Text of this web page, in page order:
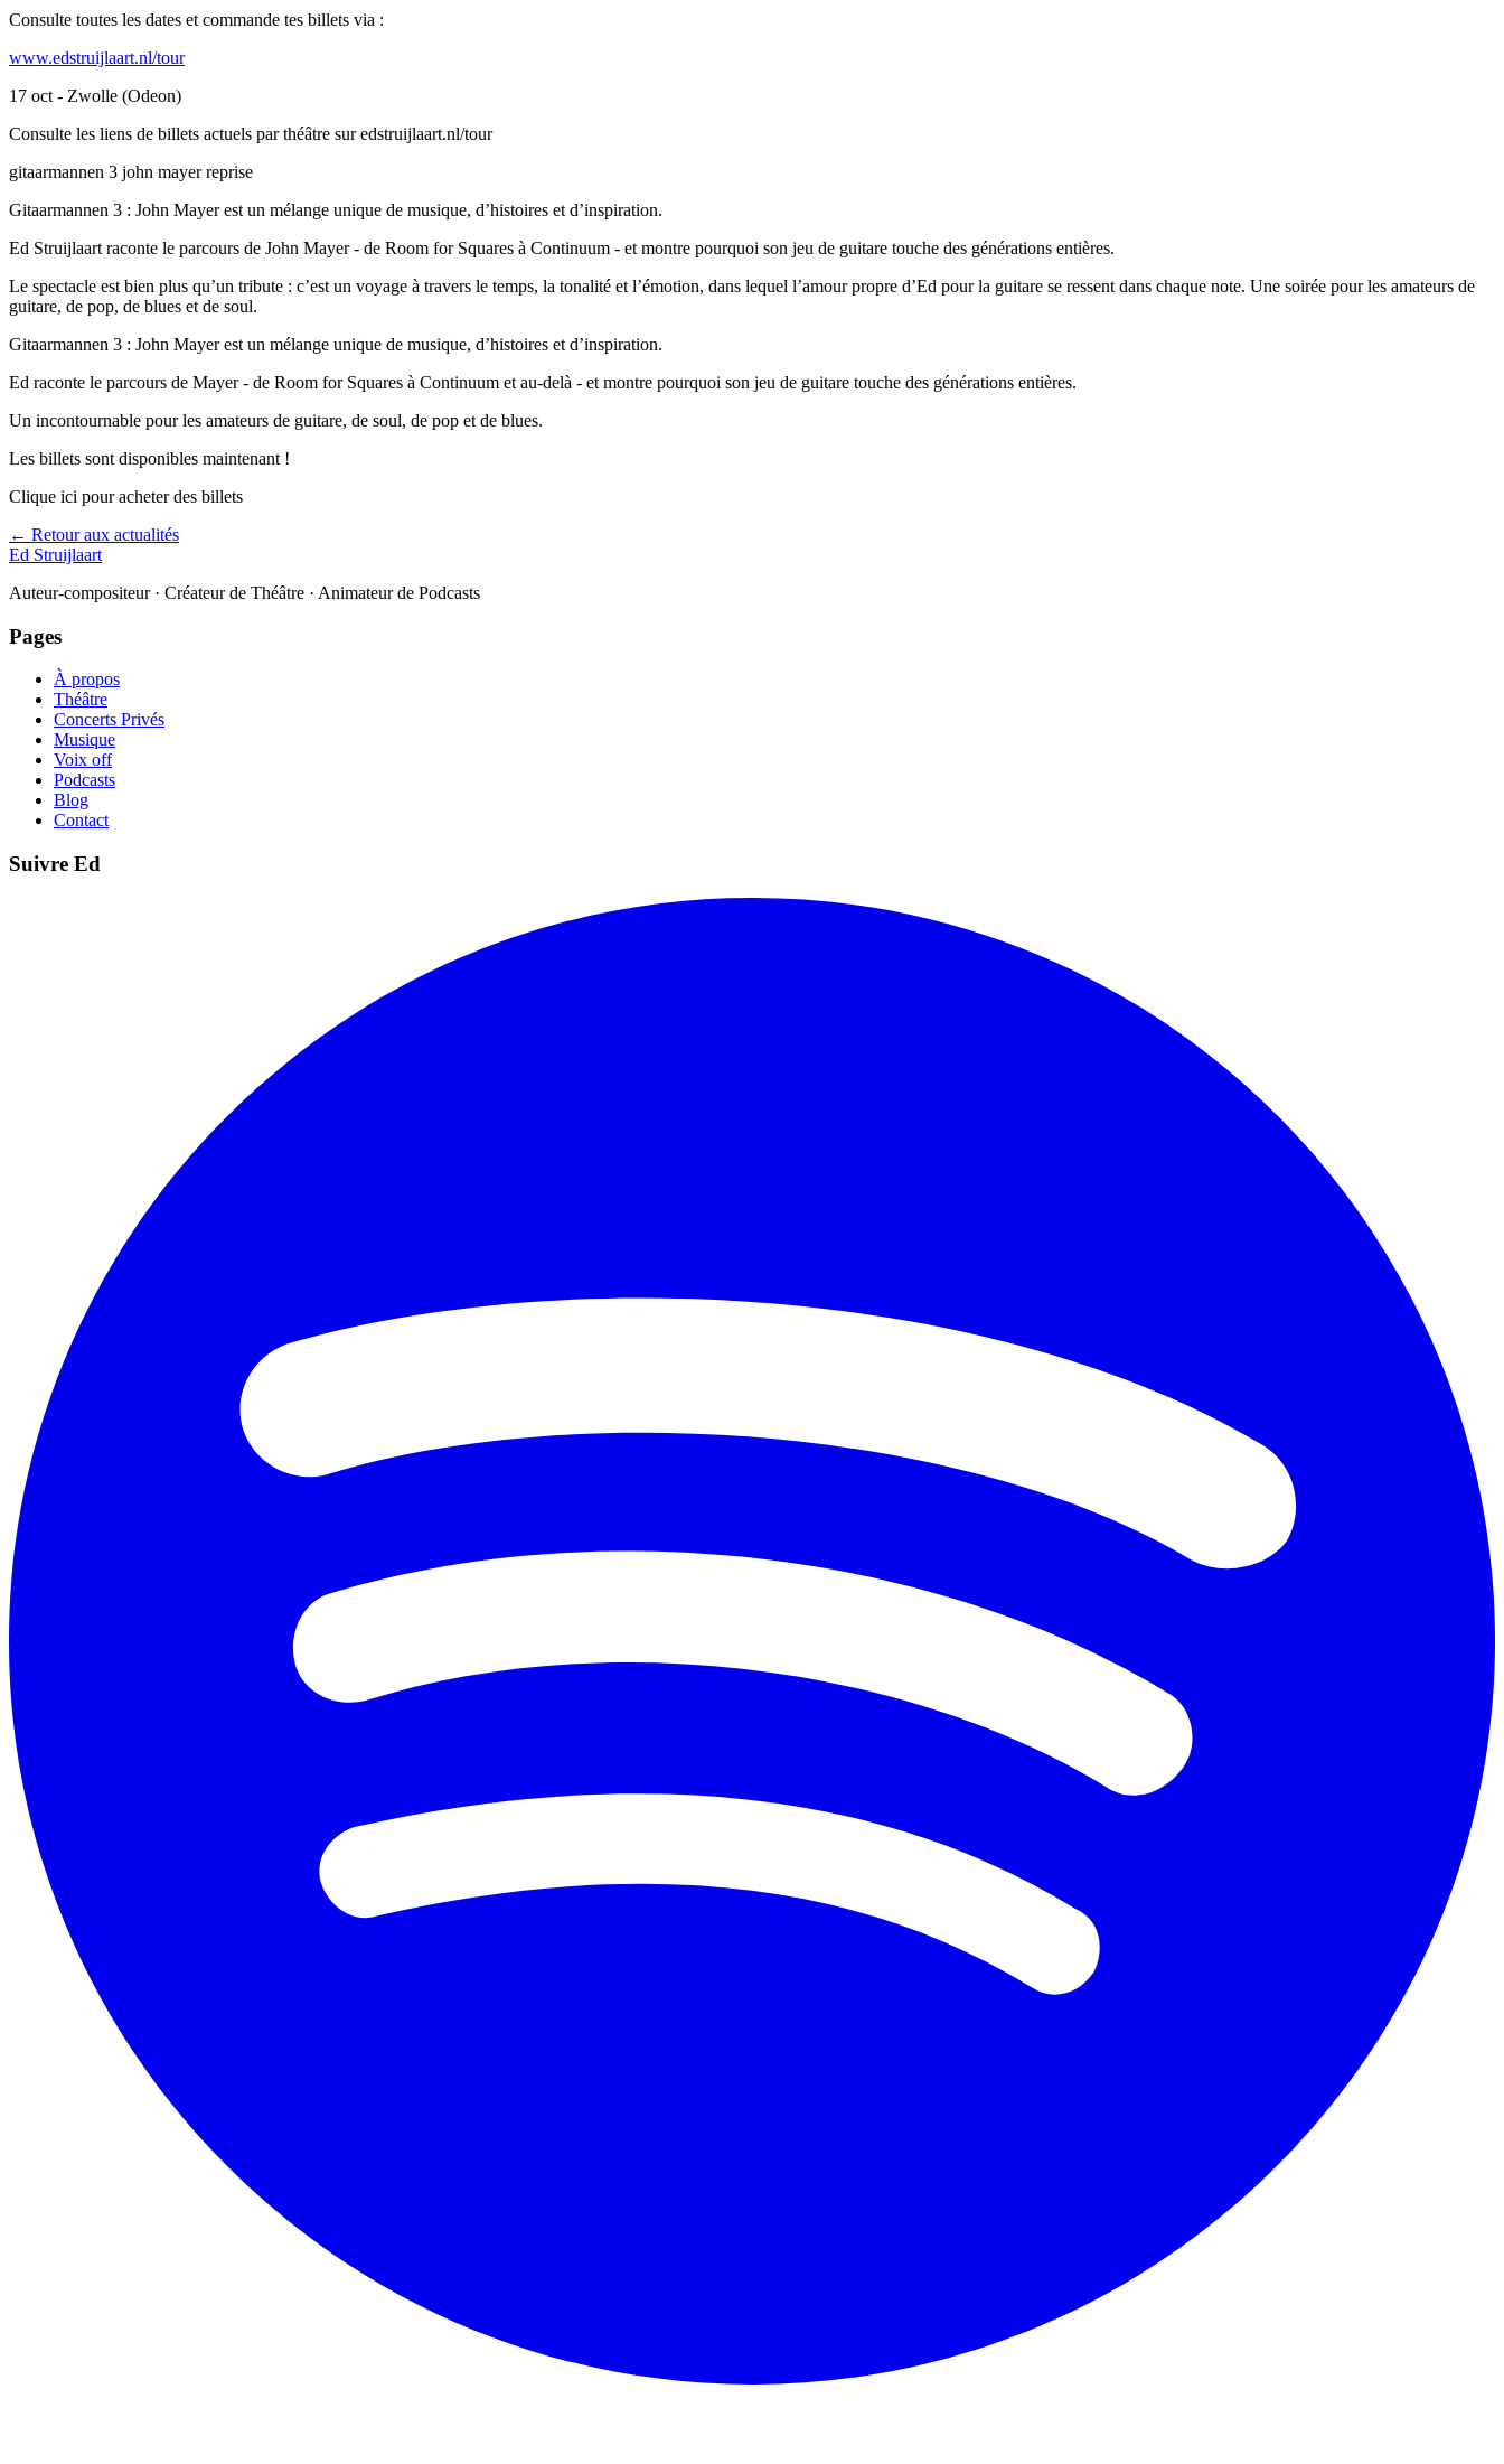
Consulte toutes les dates et commande tes billets via :
www.edstruijlaart.nl/tour
17 oct - Zwolle (Odeon)
Consulte les liens de billets actuels par théâtre sur edstruijlaart.nl/tour
gitaarmannen 3 john mayer reprise
Gitaarmannen 3 : John Mayer est un mélange unique de musique, d’histoires et d’inspiration.
Ed Struijlaart raconte le parcours de John Mayer - de Room for Squares à Continuum - et montre pourquoi son jeu de guitare touche des générations entières.
Le spectacle est bien plus qu’un tribute : c’est un voyage à travers le temps, la tonalité et l’émotion, dans lequel l’amour propre d’Ed pour la guitare se ressent dans chaque note. Une soirée pour les amateurs de
guitare, de pop, de blues et de soul.
Gitaarmannen 3 : John Mayer est un mélange unique de musique, d’histoires et d’inspiration.
Ed raconte le parcours de Mayer - de Room for Squares à Continuum et au-delà - et montre pourquoi son jeu de guitare touche des générations entières.
Un incontournable pour les amateurs de guitare, de soul, de pop et de blues.
Les billets sont disponibles maintenant !
Clique ici pour acheter des billets
← Retour aux actualités
Ed Struijlaart
Auteur-compositeur · Créateur de Théâtre · Animateur de Podcasts
Pages
À propos
Théâtre
Concerts Privés
Musique
Voix off
Podcasts
Blog
Contact
Suivre Ed